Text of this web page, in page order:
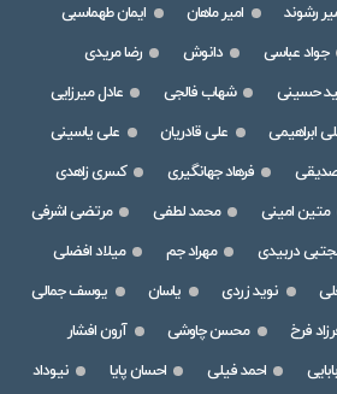
رشوند امیر ماهان
ایمان طهماسبی
جواد عباسی دانوش
رضا مریدی
حسینی شهاب فالجی
عادل میرزایی
ابراهیمی علی قادریان
علی یاسینی
فرهاد جهانگیری
کسری زاهدی
متین امینی محمد لطفی
مرتضی اشرفی
دربیدی مهراد جم
میلاد افضلی
نوید زردی یاسان
یوسف جمالی
فرخ محسن چاوشی
آرون افشار
احمد فیلی احسان پایا نیوداد